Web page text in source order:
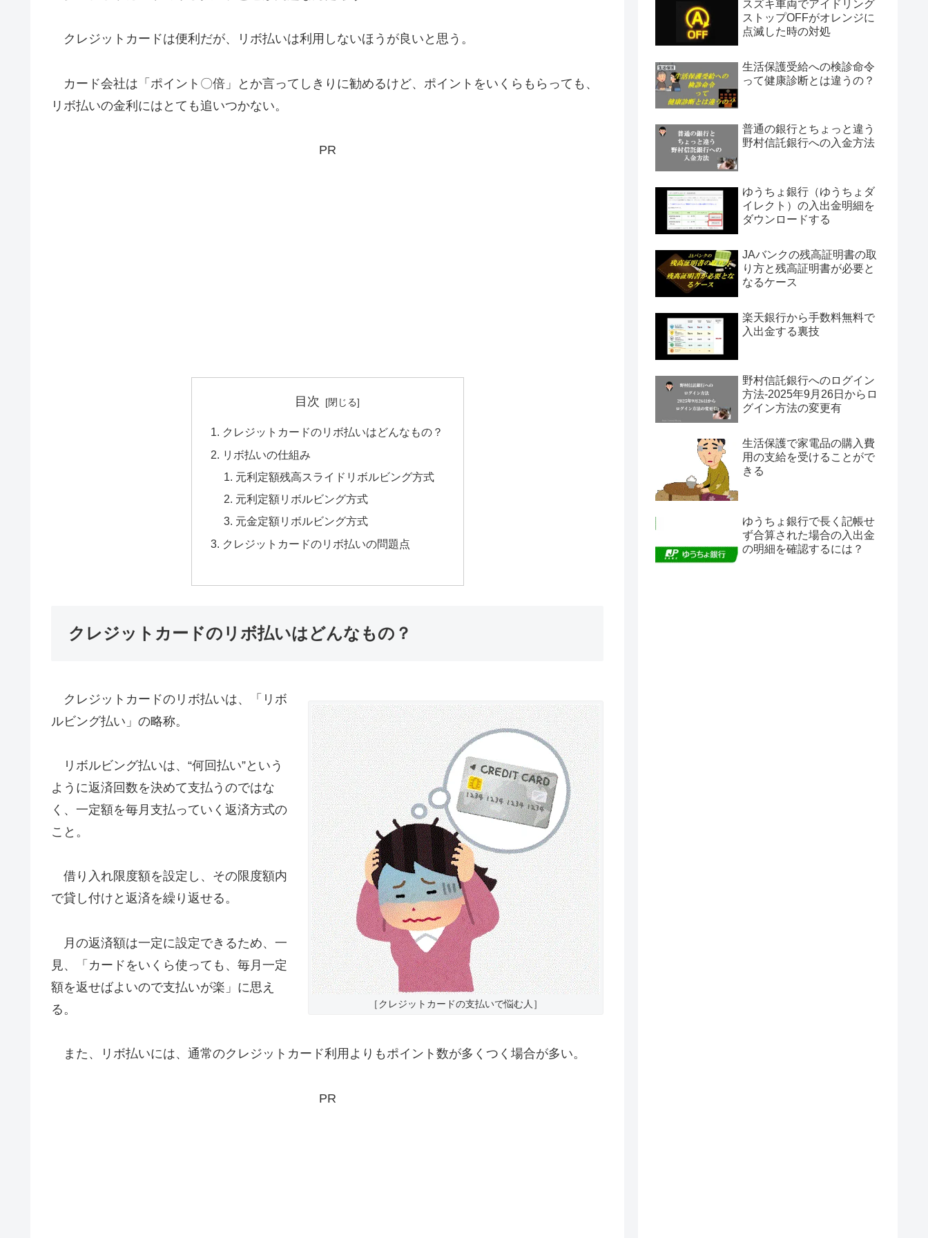
クレジットカードは便利だが、リボ払いは利用しないほうが良いと思う。
カード会社は「ポイント〇倍」とか言ってしきりに勧めるけど、ポイントをいくらもらっても、
リボ払いの金利にはとても追いつかない。
PR
目次
クレジットカードのリボ払いはどんなもの？
リボ払いの仕組み
元利定額残高スライドリボルビング方式
元利定額リボルビング方式
元金定額リボルビング方式
クレジットカードのリボ払いの問題点
クレジットカードのリボ払いはどんなもの？
［クレジットカードの支払いで悩む人］
クレジットカードのリボ払いは、「リボ
ルビング払い」の略称。
リボルビング払いは、“何回払い”という
ように返済回数を決めて支払うのではな
く、一定額を毎月支払っていく返済方式の
こと。
借り入れ限度額を設定し、その限度額内
で貸し付けと返済を繰り返せる。
月の返済額は一定に設定できるため、一
見、「カードをいくら使っても、毎月一定
額を返せばよいので支払いが楽」に思え
る。
また、リボ払いには、通常のクレジットカード利用よりもポイント数が多くつく場合が多い。
PR
スズキ車両でアイドリング
ストップOFFがオレンジに
点滅した時の対処
生活保護受給への検診命令
って健康診断とは違うの？
普通の銀行とちょっと違う
野村信託銀行への入金方法
ゆうちょ銀行（ゆうちょダ
イレクト）の入出金明細を
ダウンロードする
JAバンクの残高証明書の取
り方と残高証明書が必要と
なるケース
楽天銀行から手数料無料で
入出金する裏技
野村信託銀行へのログイン
方法-2025年9月26日からロ
グイン方法の変更有
生活保護で家電品の購入費
用の支給を受けることがで
きる
ゆうちょ銀行で長く記帳せ
ず合算された場合の入出金
の明細を確認するには？